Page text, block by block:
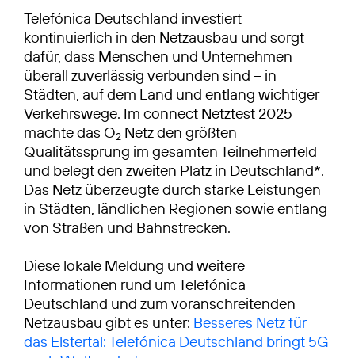
Telefónica Deutschland investiert
kontinuierlich in den Netzausbau und sorgt
dafür, dass Menschen und Unternehmen
überall zuverlässig verbunden sind – in
Städten, auf dem Land und entlang wichtiger
Verkehrswege. Im connect Netztest 2025
machte das O2 Netz den größten
Qualitätssprung im gesamten Teilnehmerfeld
und belegt den zweiten Platz in Deutschland*.
Das Netz überzeugte durch starke Leistungen
in Städten, ländlichen Regionen sowie entlang
von Straßen und Bahnstrecken.
Diese lokale Meldung und weitere
Informationen rund um Telefónica
Deutschland und zum voranschreitenden
Netzausbau gibt es unter: Besseres Netz für
das Elstertal: Telefónica Deutschland bringt 5G